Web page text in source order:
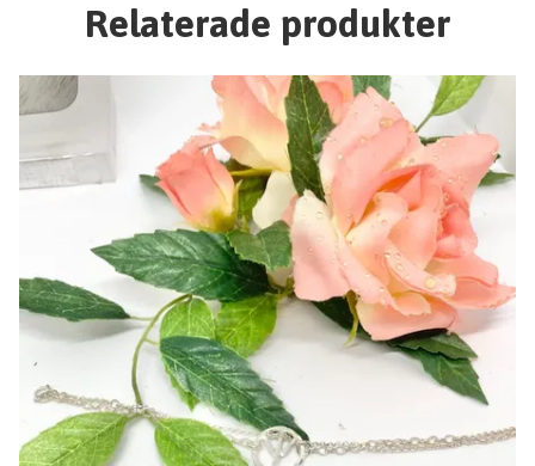
Relaterade produkter